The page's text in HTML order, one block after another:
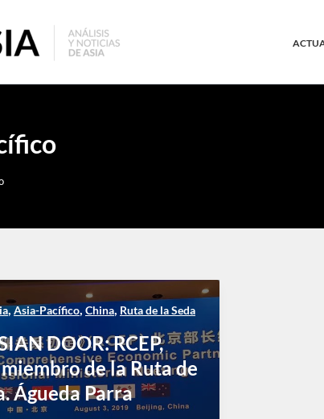
,Asia-Pacífico, China, Ruta de la Seda
DOOR: RCEP,
de la Ruta de
Águeda Parra